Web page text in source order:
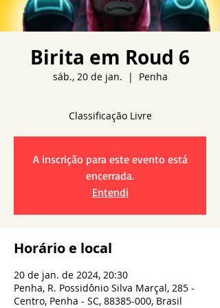
Birita em Roud 6
sáb., 20 de jan.
  |
Penha
Classificação Livre
A inscrição para este evento está
encerrada.
Entendi
Horário e local
20 de jan. de 2024, 20:30
Penha, R. Possidônio Silva Marçal, 285 -
Centro, Penha - SC, 88385-000, Brasil